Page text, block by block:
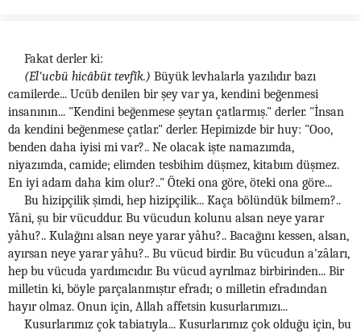
Fakat derler ki:
(El'ucbü hicâbüt tevfîk.) Büyük levhalarla yazılıdır bazı
camilerde... Ucüb denilen bir şey var ya, kendini beğenmesi
insanının... "Kendini beğenmese şeytan çatlarmış." derler. "İnsan
da kendini beğenmese çatlar." derler. Hepimizde bir huy: "Ooo,
benden daha iyisi mi var?.. Ne olacak işte namazımda,
niyazımda, camide; elimden tesbihim düşmez, kitabım düşmez.
En iyi adam daha kim olur?.." Öteki ona göre, öteki ona göre...
Bu hizipçilik şimdi, hep hizipçilik... Kaça bölündük bilmem?..
Yâni, şu bir vücuddur. Bu vücudun kolunu alsan neye yarar
yâhu?.. Kulağını alsan neye yarar yâhu?.. Bacağını kessen, alsan,
ayırsan neye yarar yâhu?.. Bu vücud birdir. Bu vücudun a'zâları,
hep bu vücuda yardımcıdır. Bu vücud ayrılmaz birbirinden... Bir
milletin ki, böyle parçalanmıştır efradı; o milletin efradından
hayır olmaz. Onun için, Allah affetsin kusurlarımızı...
Kusurlarımız çok tabiatıyla... Kusurlarımız çok olduğu için, bu